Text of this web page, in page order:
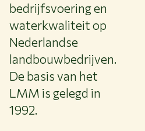
bedrijfsvoering en
waterkwaliteit op
Nederlandse
landbouwbedrijven.
De basis van het
LMM is gelegd in
1992.